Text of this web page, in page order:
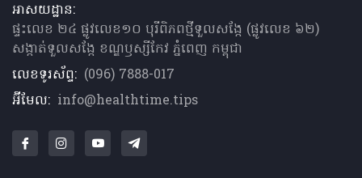
អាសយដ្ឋាន:
ផ្ទះលេខ ២៤ ផ្លូវលេខ១០ បុរីពិភពថ្មីទួលសង្កែ (ផ្លូវលេខ ៦២)
សង្កាត់ទួលសង្កែ ខណ្ឌឫស្សីកែវ ភ្នំពេញ កម្ពុជា
លេខទូរស័ព្ទ: (096) 7888-017
អ៊ីមែល: info@healthtime.tips